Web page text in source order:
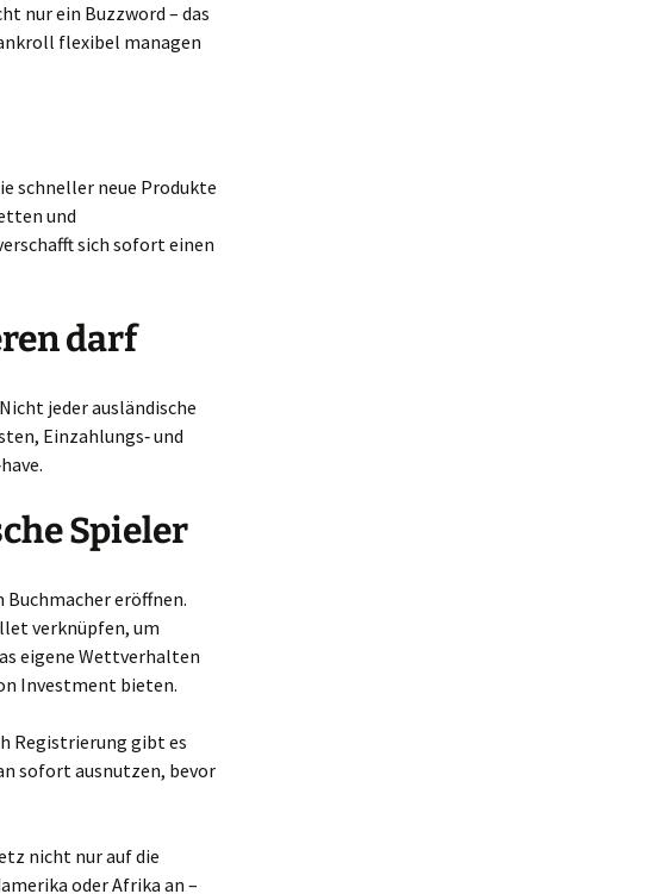
nur ein Buzzword – das
flexibel managen
schneller neue Produkte
und
sich sofort einen
darf
jeder ausländische
Einzahlungs‑ und
Spieler
eröffnen.
verknüpfen, um
eigene Wettverhalten
Investment bieten.
Registrierung gibt es
sofort ausnutzen, bevor
nicht nur auf die
oder Afrika an –